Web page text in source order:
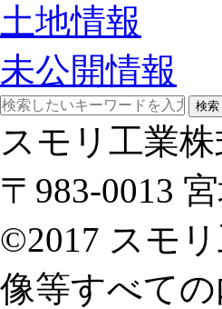
土地情報
未公開情報
検索
スモリ工業
〒983-0013
©2017 スモ
像等すべて